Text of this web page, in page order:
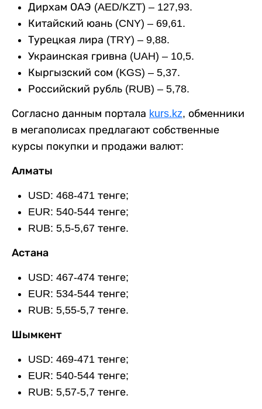
Дирхам ОАЭ (AED/KZT) – 127,93.
Китайский юань (CNY) – 69,61.
Турецкая лира (TRY) – 9,88.
Украинская гривна (UAH) – 10,5.
Кыргызский сом (KGS) – 5,37.
Российский рубль (RUB) – 5,78.
Согласно данным портала kurs.kz, обменники
в мегаполисах предлагают собственные
курсы покупки и продажи валют:
Алматы
USD: 468-471 тенге;
EUR: 540-544 тенге;
RUB: 5,5-5,67 тенге.
Астана
USD: 467-474 тенге;
EUR: 534-544 тенге;
RUB: 5,55-5,7 тенге.
Шымкент
USD: 469-471 тенге;
EUR: 540-544 тенге;
RUB: 5,57-5,7 тенге.